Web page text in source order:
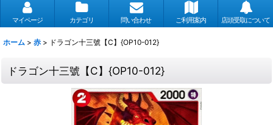
マイページ カテゴリ 問い合わせ ご利用案内 店頭受取について
ホーム > 赤 > ドラゴン十三號【C】{OP10-012}
ドラゴン十三號【C】{OP10-012}